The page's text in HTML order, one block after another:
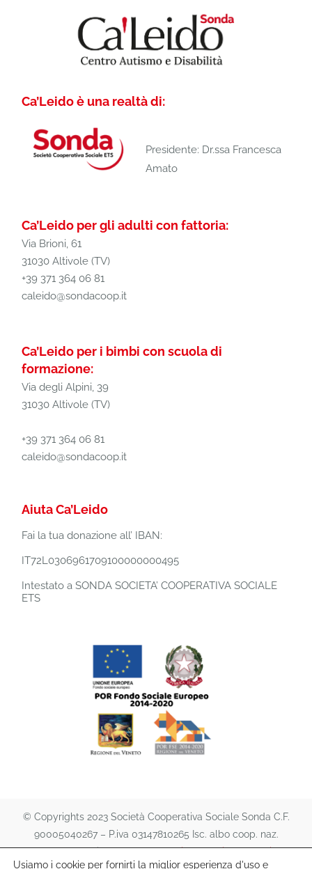
Ca’Leido è una realtà di:
Presidente: Dr.ssa Francesca
Amato
Ca’Leido per gli adulti con fattoria:
Via Brioni, 61
31030 Altivole (TV)
+39 371 364 06 81
caleido@sondacoop.it
Ca’Leido per i bimbi con scuola di
formazione:
Via degli Alpini, 39
31030 Altivole (TV)
+39 371 364 06 81
caleido@sondacoop.it
Aiuta Ca’Leido
Fai la tua donazione all’ IBAN:
IT72L0306961709100000000495
Intestato a SONDA SOCIETA’ COOPERATIVA SOCIALE
ETS
© Copyrights 2023 Società Cooperativa Sociale Sonda C.F.
90005040267 – P.iva 03147810265 Isc. albo coop. naz.
A151474 | All rights reserved. |Privacy PolicyeCookie
Usiamo i cookie per fornirti la miglior esperienza d'uso e